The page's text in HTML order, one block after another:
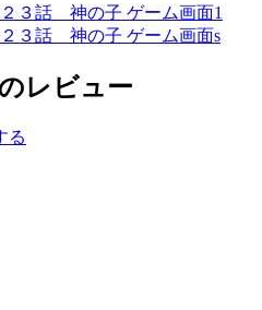
レビュー
る